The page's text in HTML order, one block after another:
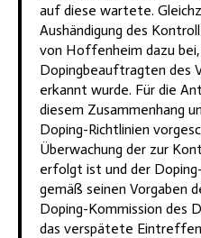
auf diese wartete.
Aushändigung des
von Hoffenheim dazu
Dopingbeauftragten des
erkannt wurde. Für die
diesem Zusammenhang
Doping-Richtlinien
Überwachung der zur
erfolgt ist und der
gemäß seinen Vorgaben
Doping-Kommission des
das verspätete